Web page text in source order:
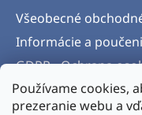
Používame cookies,
prezeranie webu a
Všeobecné
Informácie a
GDPR - Ochrana
Formulár na